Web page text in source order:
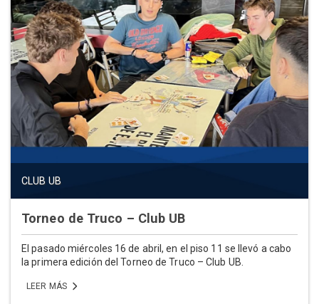
CLUB UB
Torneo de Truco – Club UB
El pasado miércoles 16 de abril, en el piso 11 se llevó a cabo
la primera edición del Torneo de Truco – Club UB.
LEER MÁS